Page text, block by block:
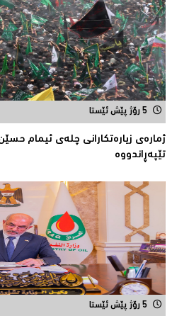
5 رۆژ پێش ئێستا
ژمارەی زیارەتكارانی چلەی ئیمام
تێپەڕاندووە
5 رۆژ پێش ئێستا